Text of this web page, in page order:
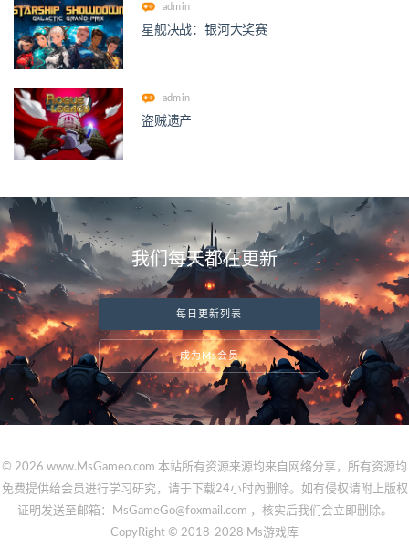
admin
星舰决战：银河大奖赛
admin
盗贼遗产
我们每天都在更新
每日更新列表
成为Ms会员
© 2026 www.MsGameo.com 本站所有资源来源均来自网络分享，所有资源均
免费提供给会员进行学习研究，请于下载24小时內删除。如有侵权请附上版权
证明发送至邮箱：MsGameGo@foxmail.com ，核实后我们会立即删除。
CopyRight © 2018-2028 Ms游戏库